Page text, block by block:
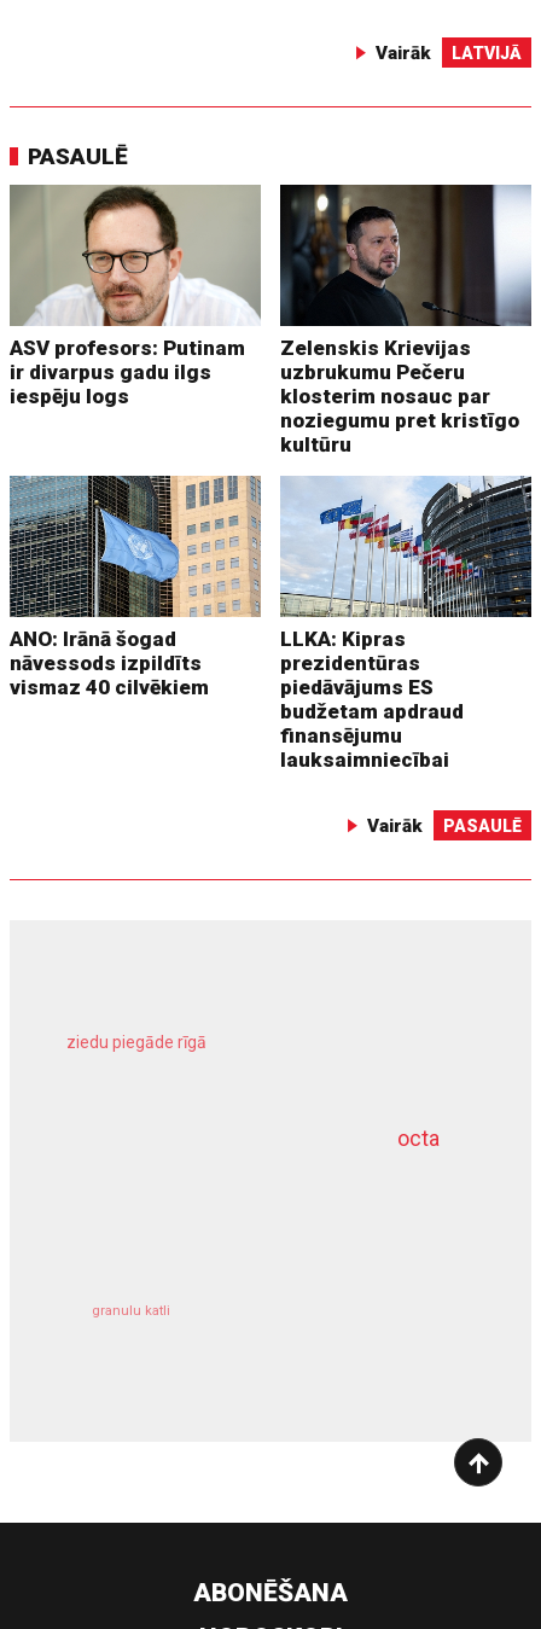
Vairāk LATVIJĀ
PASAULĒ
ASV profesors: Putinam
ir divarpus gadu ilgs
iespēju logs
Zelenskis Krievijas
uzbrukumu Pečeru
klosterim nosauc par
noziegumu pret kristīgo
kultūru
ANO: Irānā šogad
nāvessods izpildīts
vismaz 40 cilvēkiem
LLKA: Kipras
prezidentūras
piedāvājums ES
budžetam apdraud
finansējumu
lauksaimniecībai
Vairāk PASAULĒ
octa
ziedu piegāde rīgā
granulu katli
dziļurbums
ABONĒŠANA